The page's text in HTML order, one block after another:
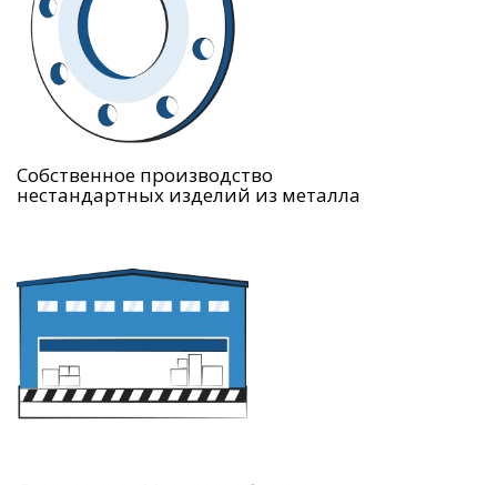
Собственное производство
нестандартных изделий из металла